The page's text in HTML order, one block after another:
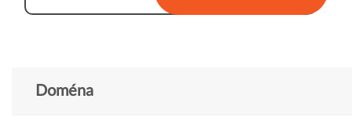
Doména